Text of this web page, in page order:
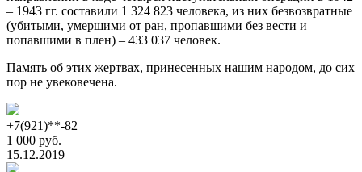
– 1943 гг. составили 1 324 823 человека, из них безвозвратные
(убитыми, умершими от ран, пропавшими без вести и
попавшими в плен) – 433 037 человек.
Память об этих жертвах, принесенных нашим народом, до сих
пор не увековечена.
+7(921)**-82
1 000 руб.
15.12.2019